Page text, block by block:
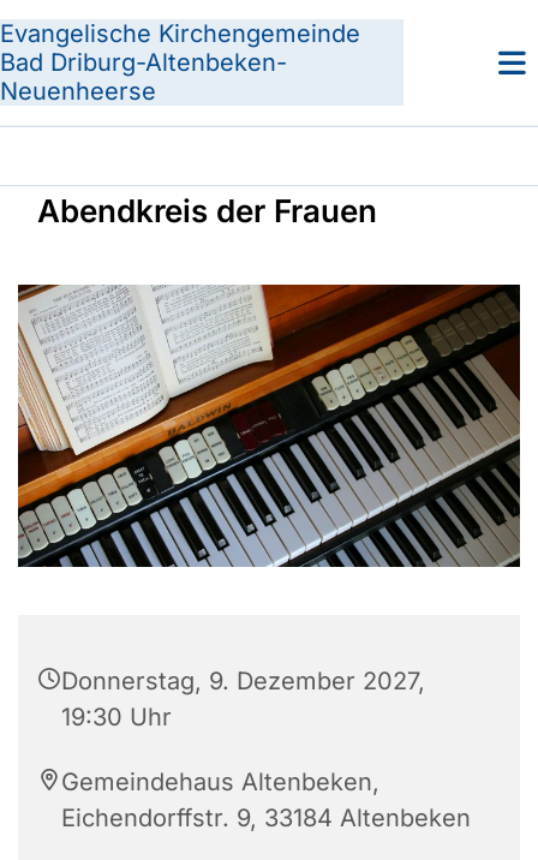
Evangelische Kirchengemeinde
Bad Driburg-Altenbeken-
Neuenheerse
Abendkreis der Frauen
Donnerstag, 9. Dezember 2027,
19:30 Uhr
Gemeindehaus Altenbeken,
Eichendorffstr. 9, 33184 Altenbeken